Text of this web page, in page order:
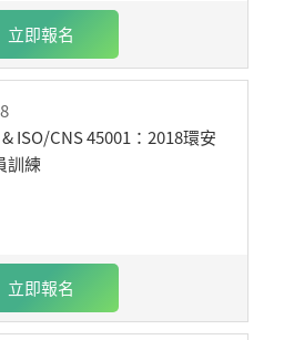
立即報名
ISO/CNS 45001：2018環安
訓練
立即報名